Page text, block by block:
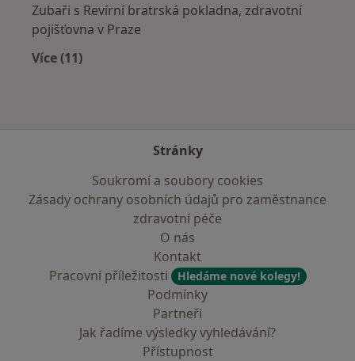
Zubaři s Revírní bratrská pokladna, zdravotní
pojišťovna v Praze
Více (11)
Stránky
Soukromí a soubory cookies
Zásady ochrany osobních údajů pro zaměstnance
zdravotní péče
O nás
Kontakt
Pracovní příležitosti
Hledáme nové kolegy!
Podmínky
Partneři
Jak řadíme výsledky vyhledávání?
Přístupnost